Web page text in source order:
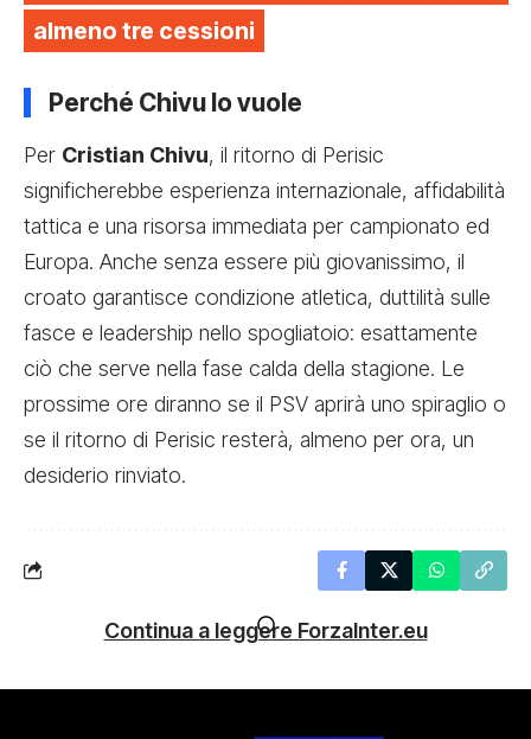
almeno tre cessioni
Perché Chivu lo vuole
Per Cristian Chivu, il ritorno di Perisic
significherebbe esperienza internazionale, affidabilità
tattica e una risorsa immediata per campionato ed
Europa. Anche senza essere più giovanissimo, il
croato garantisce condizione atletica, duttilità sulle
fasce e leadership nello spogliatoio: esattamente
ciò che serve nella fase calda della stagione. Le
prossime ore diranno se il PSV aprirà uno spiraglio o
se il ritorno di Perisic resterà, almeno per ora, un
desiderio rinviato.
Continua a leggere ForzaInter.eu